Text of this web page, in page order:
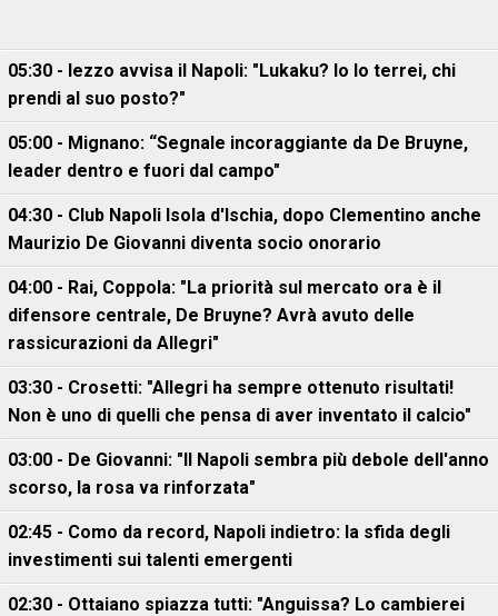
05:30 - Iezzo avvisa il Napoli: "Lukaku? Io lo terrei, chi
prendi al suo posto?"
05:00 - Mignano: “Segnale incoraggiante da De Bruyne,
leader dentro e fuori dal campo"
04:30 - Club Napoli Isola d'Ischia, dopo Clementino anche
Maurizio De Giovanni diventa socio onorario
04:00 - Rai, Coppola: "La priorità sul mercato ora è il
difensore centrale, De Bruyne? Avrà avuto delle
rassicurazioni da Allegri"
03:30 - Crosetti: "Allegri ha sempre ottenuto risultati!
Non è uno di quelli che pensa di aver inventato il calcio"
03:00 - De Giovanni: "Il Napoli sembra più debole dell'anno
scorso, la rosa va rinforzata"
02:45 - Como da record, Napoli indietro: la sfida degli
investimenti sui talenti emergenti
02:30 - Ottaiano spiazza tutti: "Anguissa? Lo cambierei